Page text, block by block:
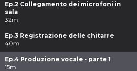
Ep.2 Collegamento dei microfoni in
sala
32m
Ep.3 Registrazione delle chitarre
40m
Ep.4 Produzione vocale - parte 1
15m